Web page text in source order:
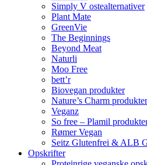
Simply V ostealternativer
Plant Mate
GreenVie
The Beginnings
Beyond Meat
Naturli
Moo Free
bett’r
Biovegan produkter
Nature’s Charm produkter
Veganz
So free – Plamil
Rømer Vegan
Seitz Glutenfrei & ALB
Opskrifter